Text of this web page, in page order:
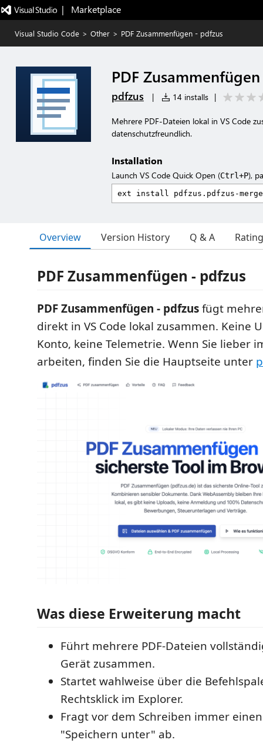
|   Marketplace
Visual Studio Code > Other > PDF Zusammenfügen - pdfzus
PDF
pdfzus | 14 installs |
Mehrere PDF-Dateien lokal in VS Code
datenschutzfreundlich.
Installation
Launch VS Code Quick Open (Ctrl+P),
Overview Version History Q & A
PDF Zusammenfügen - pdfzus
PDF Zusammenfügen - pdfzusfügt
direkt in VS Code lokal zusammen. Keine
Konto, keine Telemetrie. Wenn Sie lieber
arbeiten, finden Sie die Hauptseite unter
Was diese Erweiterung macht
Führt mehrere PDF-Dateien
Gerät zusammen.
Startet wahlweise über die
Rechtsklick im Explorer.
Fragt vor dem Schreiben immer
"Speichern unter" ab.